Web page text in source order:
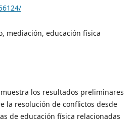
mediación, educación física
los resultados preliminares
la resolución de conflictos desde
de educación física relacionadas